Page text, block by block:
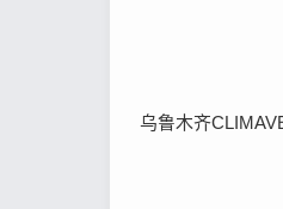
乌鲁木齐